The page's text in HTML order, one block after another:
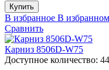
Купить
В избранное В избранном
Сравнить
Карниз 8506D-W75
Доступное количество: